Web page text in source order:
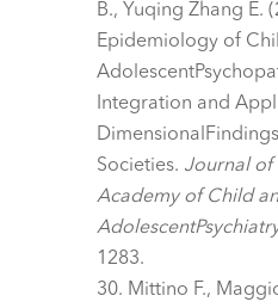
B., Yuqing Zhang E.
Epidemiology of
Integration and
Societies. Journal of
Academy of Child
1283.
Mittino F.,